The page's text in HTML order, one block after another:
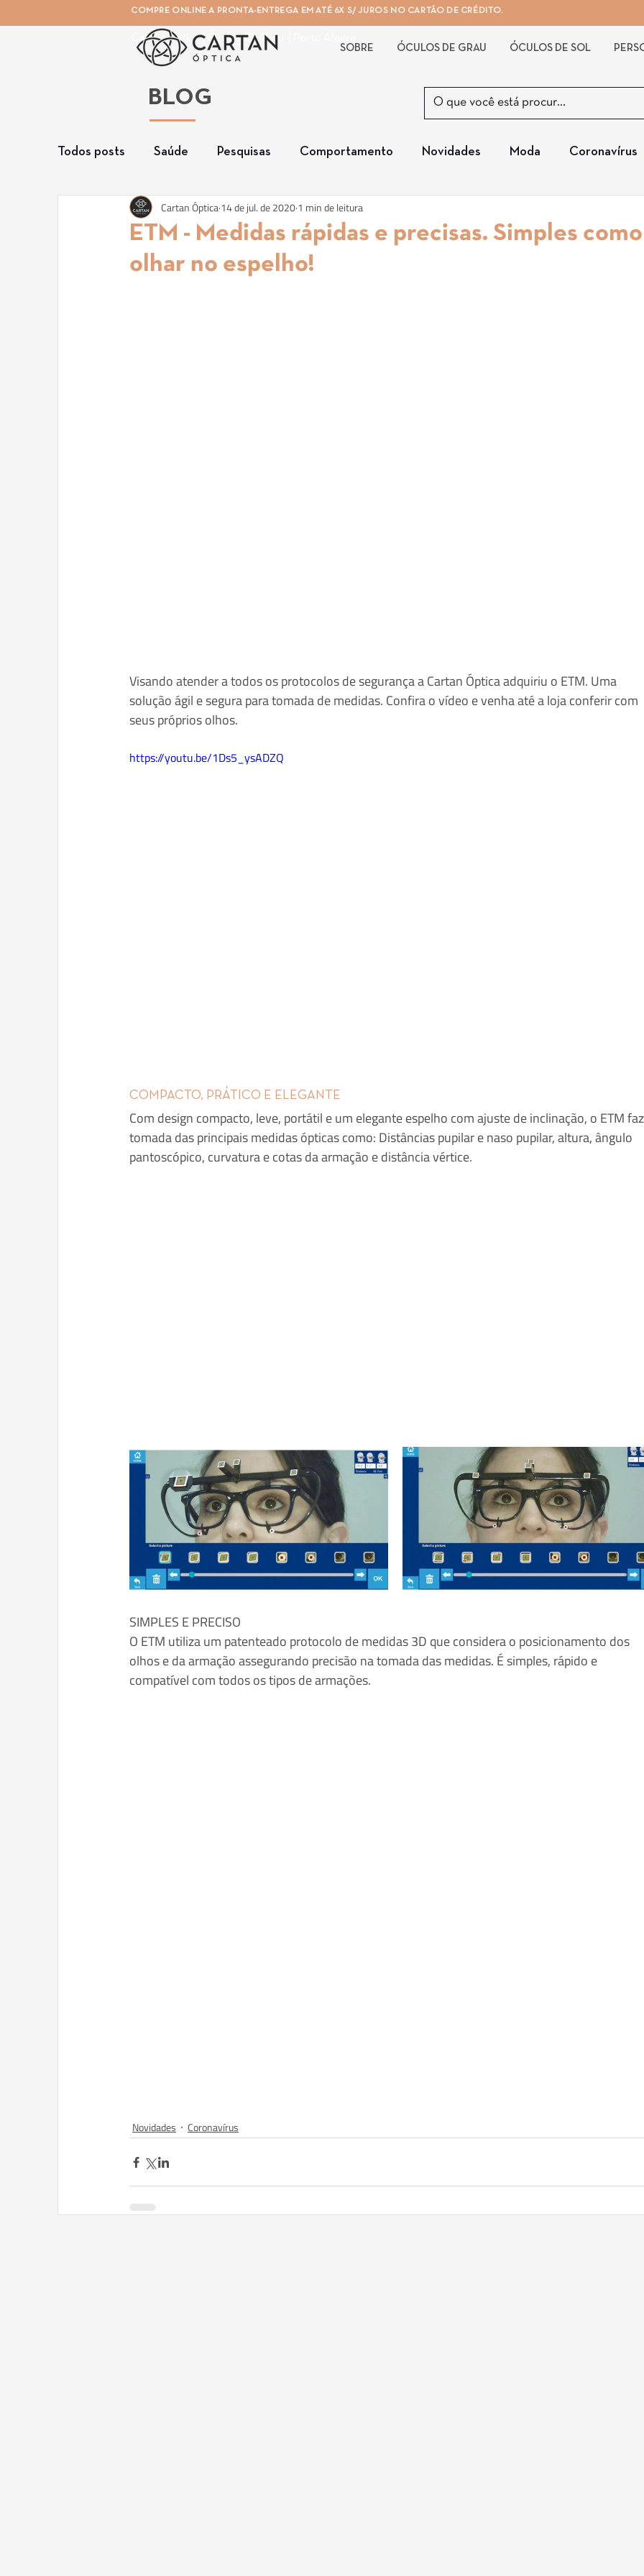
Cartan Óptica | Óculos De Grau | Porto Alegre
COMPRE ONLINE A PRONTA-ENTREGA EM ATÉ 6X S/ JUROS NO CARTÃO DE CRÉDITO.
SOBRE ÓCULOS DE GRAU ÓCULOS DE SOL
BLOG
Todos posts Saúde Pesquisas Comportamento Novidades Moda Coronavírus
ETM - Medidas rápidas e precisas. Simples como
olhar no espelho!
Cartan Óptica14 de jul. de 20201 min de leitura
Visando atender a todos os protocolos de segurança a Cartan Óptica adquiriu o ETM. Uma
solução ágil e segura para tomada de medidas. Confira o vídeo e venha até a loja conferir com
seus próprios olhos.
https://youtu.be/1Ds5_ysADZQ
COMPACTO, PRÁTICO E ELEGANTE
Com design compacto, leve, portátil e um elegante espelho com ajuste de inclinação, o ETM
tomada das principais medidas ópticas como: Distâncias pupilar e naso pupilar, altura, ângulo
pantoscópico, curvatura e cotas da armação e distância vértice.
SIMPLES E PRECISO
O ETM utiliza um patenteado protocolo de medidas 3D que considera o posicionamento dos
olhos e da armação assegurando precisão na tomada das medidas. É simples, rápido e
compatível com todos os tipos de armações.
Novidades Coronavírus